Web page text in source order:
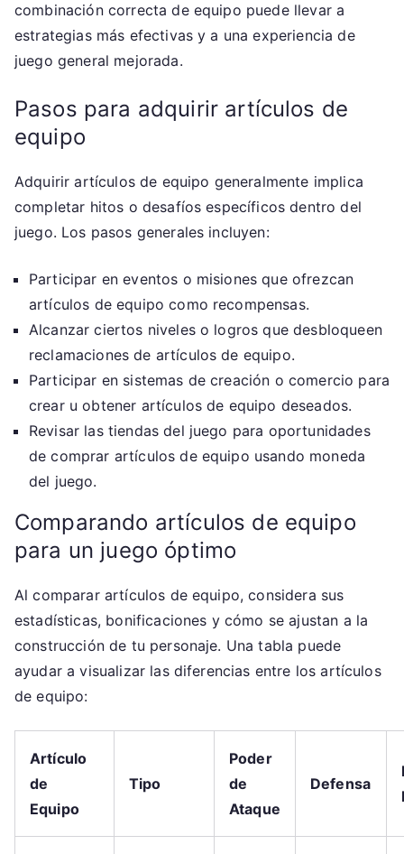
combinación correcta de equipo puede llevar a
estrategias más efectivas y a una experiencia de
juego general mejorada.
Pasos para adquirir artículos de
equipo
Adquirir artículos de equipo generalmente implica
completar hitos o desafíos específicos dentro del
juego. Los pasos generales incluyen:
Participar en eventos o misiones que ofrezcan
artículos de equipo como recompensas.
Alcanzar ciertos niveles o logros que desbloqueen
reclamaciones de artículos de equipo.
Participar en sistemas de creación o comercio para
crear u obtener artículos de equipo deseados.
Revisar las tiendas del juego para oportunidades
de comprar artículos de equipo usando moneda
del juego.
Comparando artículos de equipo
para un juego óptimo
Al comparar artículos de equipo, considera sus
estadísticas, bonificaciones y cómo se ajustan a la
construcción de tu personaje. Una tabla puede
ayudar a visualizar las diferencias entre los artículos
de equipo:
Artículo
de
Equipo
Tipo
Poder
de
Ataque
Defensa